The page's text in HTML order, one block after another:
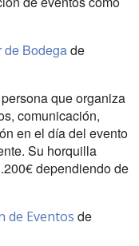
de Bodegade
que organiza
comunicación,
en el día del evento
Su horquilla
dependiendo de
de Eventos de